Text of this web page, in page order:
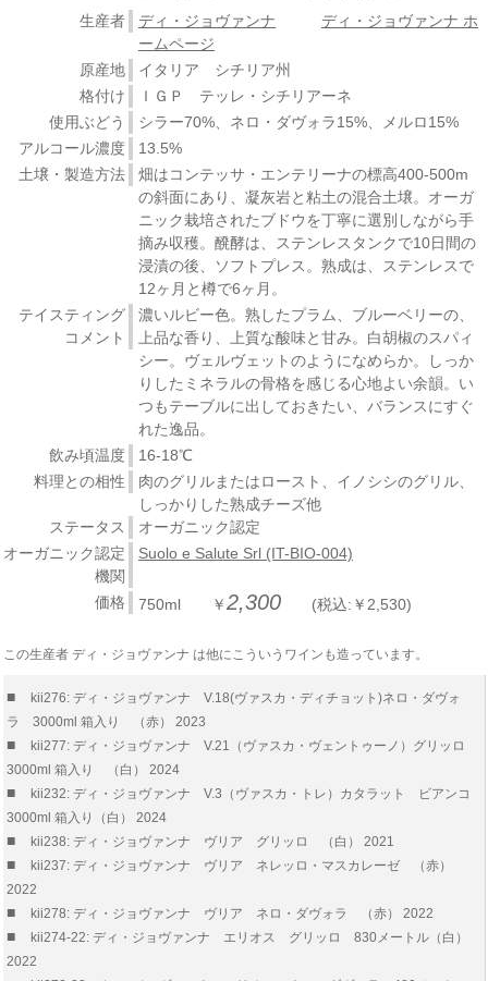
生産者
ディ・ジョヴァンナ
ディ・ジョヴァンナ ホ
ームページ
原産地
イタリア シチリア州
格付け
ＩＧＰ テッレ・シチリアーネ
使用ぶどう
シラー70%、ネロ・ダヴォラ15%、メルロ15%
アルコール濃度
13.5%
土壌・製造方法
畑はコンテッサ・エンテリーナの標高400-500m
の斜面にあり、凝灰岩と粘土の混合土壌。オーガ
ニック栽培されたブドウを丁寧に選別しながら手
摘み収穫。醗酵は、ステンレスタンクで10日間の
浸漬の後、ソフトプレス。熟成は、ステンレスで
12ヶ月と樽で6ヶ月。
テイスティング
コメント
濃いルビー色。熟したプラム、ブルーベリーの、
上品な香り、上質な酸味と甘み。白胡椒のスパィ
シー。ヴェルヴェットのようになめらか。しっか
りしたミネラルの骨格を感じる心地よい余韻。い
つもテーブルに出しておきたい、バランスにすぐ
れた逸品。
飲み頃温度
16-18℃
料理との相性
肉のグリルまたはロースト、イノシシのグリル、
しっかりした熟成チーズ他
ステータス
オーガニック認定
オーガニック認定
機関
Suolo e Salute Srl (IT-BIO-004)
価格 750ml ￥2,300 (税込:￥2,530)
この生産者 ディ・ジョヴァンナ は他にこういうワインも造っています。
■ kii276: ディ・ジョヴァンナ V.18(ヴァスカ・ディチョット)ネロ・ダヴォ
ラ 3000ml 箱入り （赤） 2023
■ kii277: ディ・ジョヴァンナ V.21（ヴァスカ・ヴェントゥーノ）グリッロ
3000ml 箱入り （白） 2024
■ kii232: ディ・ジョヴァンナ V.3（ヴァスカ・トレ）カタラット ビアンコ
3000ml 箱入り（白） 2024
■ kii238: ディ・ジョヴァンナ ヴリア グリッロ （白） 2021
■ kii237: ディ・ジョヴァンナ ヴリア ネレッロ・マスカレーゼ （赤）
2022
■ kii278: ディ・ジョヴァンナ ヴリア ネロ・ダヴォラ （赤） 2022
■ kii274-22: ディ・ジョヴァンナ エリオス グリッロ 830メートル（白）
2022